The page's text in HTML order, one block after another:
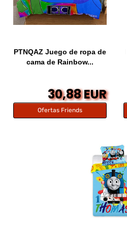
PTNQAZ Juego de ropa de
cama de Rainbow...
30,88 EUR
Ofertas Friends